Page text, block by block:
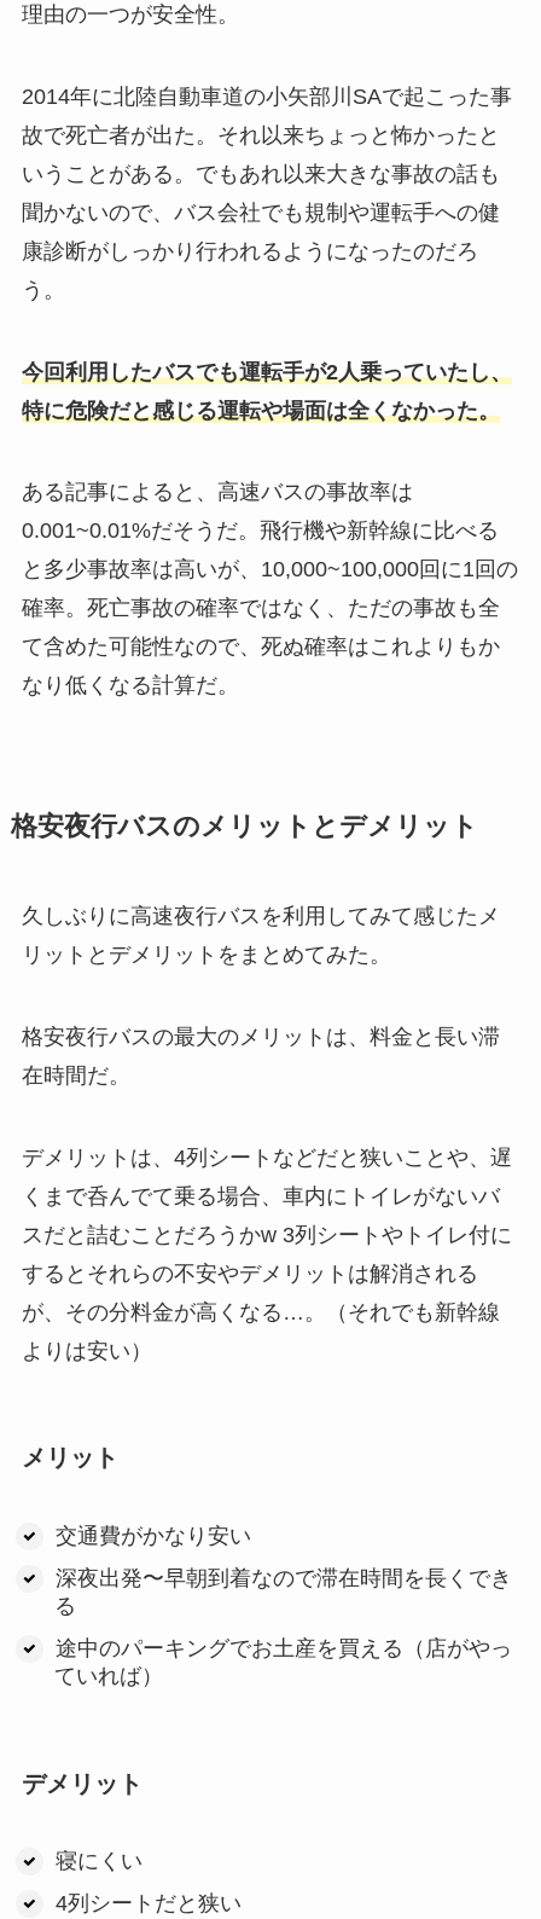
理由の一つが安全性。
2014年に北陸自動車道の小矢部川SAで起こった事
故で死亡者が出た。それ以来ちょっと怖かったと
いうことがある。でもあれ以来大きな事故の話も
聞かないので、バス会社でも規制や運転手への健
康診断がしっかり行われるようになったのだろ
う。
今回利用したバスでも運転手が2人乗っていたし、
特に危険だと感じる運転や場面は全くなかった。
ある記事によると、高速バスの事故率は
0.001~0.01%だそうだ。飛行機や新幹線に比べる
と多少事故率は高いが、10,000~100,000回に1回の
確率。死亡事故の確率ではなく、ただの事故も全
て含めた可能性なので、死ぬ確率はこれよりもか
なり低くなる計算だ。
格安夜行バスのメリットとデメリット
久しぶりに高速夜行バスを利用してみて感じたメ
リットとデメリットをまとめてみた。
格安夜行バスの最大のメリットは、料金と長い滞
在時間だ。
デメリットは、4列シートなどだと狭いことや、遅
くまで呑んでて乗る場合、車内にトイレがないバ
スだと詰むことだろうかw 3列シートやトイレ付に
するとそれらの不安やデメリットは解消される
が、その分料金が高くなる…。（それでも新幹線
よりは安い）
メリット
交通費がかなり安い
深夜出発〜早朝到着なので滞在時間を長くでき
る
途中のパーキングでお土産を買える（店がやっ
ていれば）
デメリット
寝にくい
4列シートだと狭い